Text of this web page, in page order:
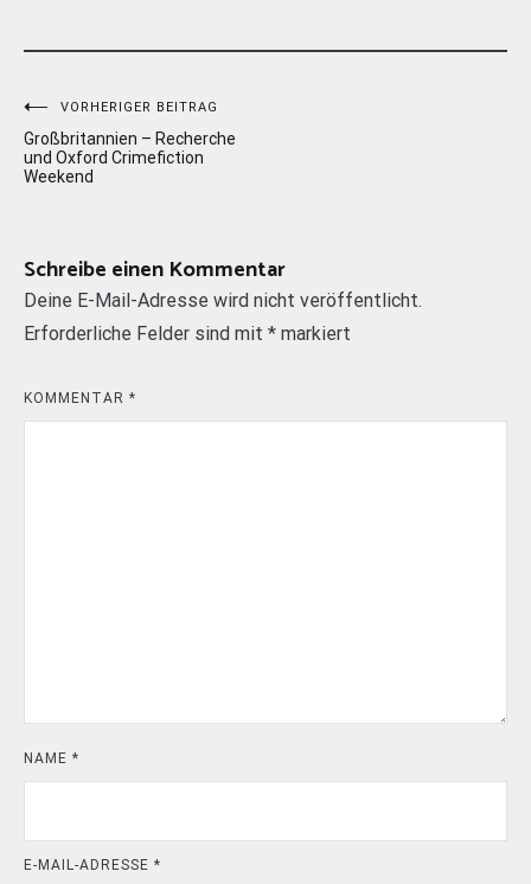
Beitragsnavigation
VORHERIGER BEITRAG
Großbritannien – Recherche
und Oxford Crimefiction
Weekend
Schreibe einen Kommentar
Deine E-Mail-Adresse wird nicht veröffentlicht.
Erforderliche Felder sind mit * markiert
KOMMENTAR *
NAME *
E-MAIL-ADRESSE *